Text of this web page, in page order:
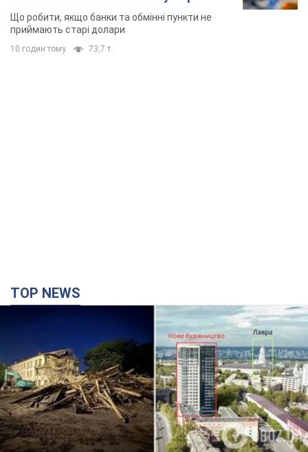
Києво-Печерську лавру закриють 80-метровим
"монстром"? Чому влада Києва відмовилась
зупиняти будівництво хмарочоса
"московського вірянина"
Яка реакція Кличка на петицію щодо скасування будівництва
35 хвилин тому 2,0 т.
Армія Росії здійснила масовану атаку на Одесу:
горіла історична частина міста, є постраждалі.
Фото та відео